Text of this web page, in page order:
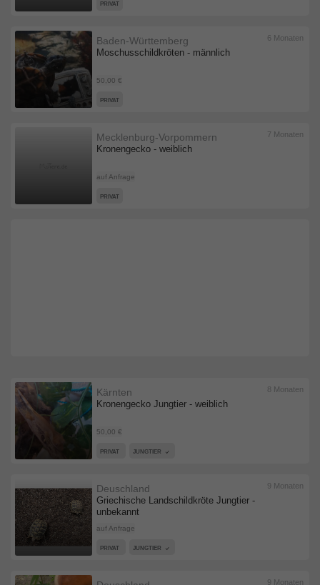
PRIVAT
Moschusschildkröten - männlich
Baden-Württemberg
50,00 €
6 Monaten
PRIVAT
Kronengecko - weiblich
Mecklenburg-Vorpommern
auf Anfrage
7 Monaten
PRIVAT
Kronengecko Jungtier - weiblich
Kärnten
50,00 €
8 Monaten
PRIVAT JUNGTIER
Griechische Landschildkröte Jungtier -
unbekannt
Deuschland
auf Anfrage
9 Monaten
PRIVAT JUNGTIER
9 Monaten